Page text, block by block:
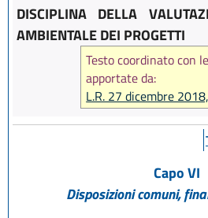
DISCIPLINA DELLA
AMBIENTALE DEI PROGETTI
Testo coordinato con
apportate da:
L.R. 27 dicembre
Capo VI
Disposizioni comuni,